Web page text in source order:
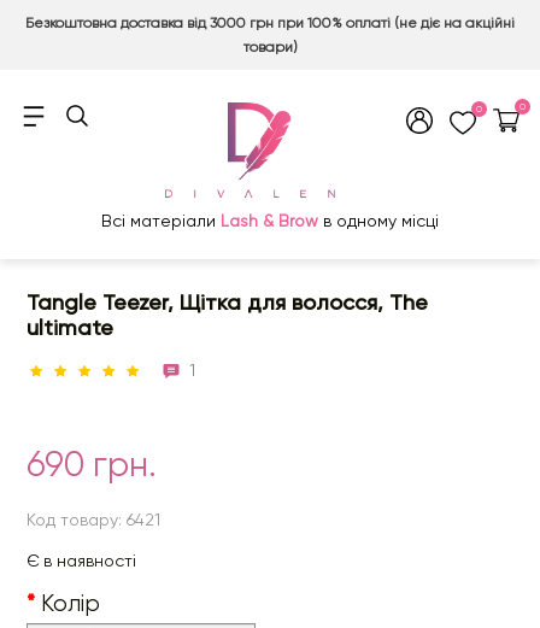
Безкоштовна доставка від 3000 грн при 100% оплаті (не діє на акційні
товари)
0 0
Всі матеріали Lash & Brow в одному місці
Tangle Teezer, Щітка для волосся, The
ultimate
1
690 грн.
Код товару: 6421
Є в наявності
Колір